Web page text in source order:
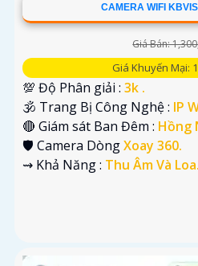
CAMERA WIFI
Giá Bán:
Giá Khuyến Mại:
💯 Độ Phân giải : 3k .
🕉️ Trang Bị Công Nghệ : IP
🔴 Giám sát Ban Đêm : Hồng
🛡 Camera DòngXoay 360.
️⇝ Khả Năng : Thu Âm Và Loa.